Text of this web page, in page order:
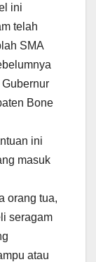
ini
telah
SMA
Bone
ini
masuk
orang tua,
seragam
atau